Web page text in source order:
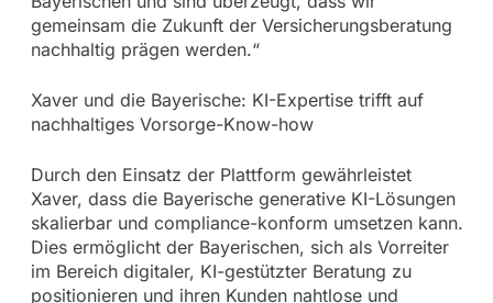
gemeinsam die Zukunft der Versicherungsberatung
nachhaltig prägen werden.“
Xaver und die Bayerische: KI-Expertise trifft auf
nachhaltiges Vorsorge-Know-how
Durch den Einsatz der Plattform gewährleistet
Xaver, dass die Bayerische generative KI-Lösungen
skalierbar und compliance-konform umsetzen kann.
Dies ermöglicht der Bayerischen, sich als Vorreiter
im Bereich digitaler, KI-gestützter Beratung zu
positionieren und ihren Kunden nahtlose und